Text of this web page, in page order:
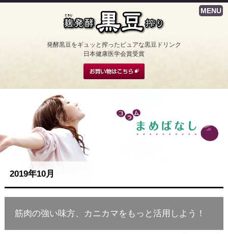
発酵黒豆をギュッと搾ったピュアな黒豆ドリンク
日本健康医学会賞受賞
MENU
2019年10月
筋肉の強い味方、カニカマをもっと活用しよう！